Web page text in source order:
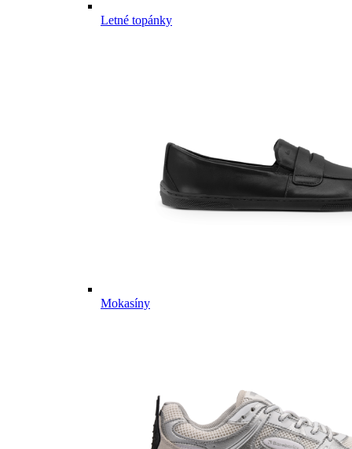
Letné topánky
Mokasíny